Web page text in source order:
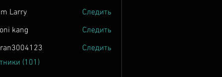
Larry
Следить
kang
Следить
Следить
(101)